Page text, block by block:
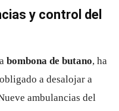
y control del
bombona de butano, ha
a desalojar a
ambulancias del